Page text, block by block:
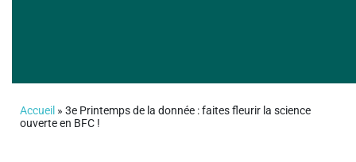
Accueil » 3e Printemps de la donnée : faites fleurir la science
ouverte en BFC !